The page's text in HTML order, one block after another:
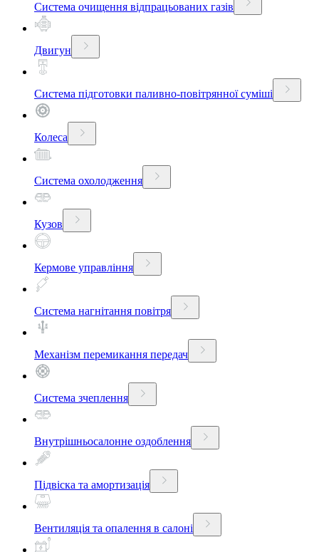
Система очищення відпрацьованих газів
Двигун
Система підготовки паливно-повітрянної суміші
Колеса
Система охолодження
Кузов
Кермове управління
Система нагнітання повітря
Механізм перемикання передач
Система зчеплення
Внутрішньосалонне оздоблення
Підвіска та амортизація
Вентиляція та опалення в салоні